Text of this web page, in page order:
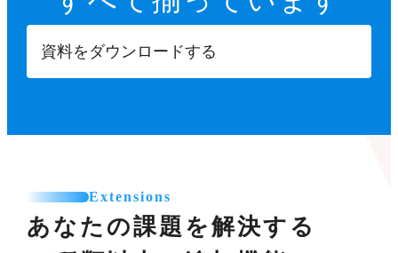
資料をダウンロードする
Extensions
あなたの課題を解決する